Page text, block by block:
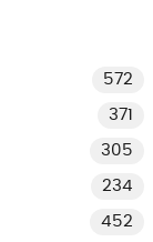
572
371
305
234
452